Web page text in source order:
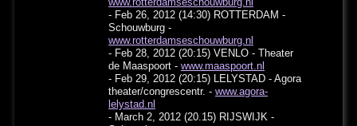
- Feb 26, 2012 (14:30) ROTTERDAM -
Schouwburg -
www.rotterdamseschouwburg.nl
- Feb 28, 2012 (20:15) VENLO - Theater
de Maaspoort -www.maaspoort.nl
- Feb 29, 2012 (20:15) LELYSTAD - Agora
theater/congrescentr. -www.agora-
lelystad.nl
- March 2, 2012 (20.15) RIJSWIJK -